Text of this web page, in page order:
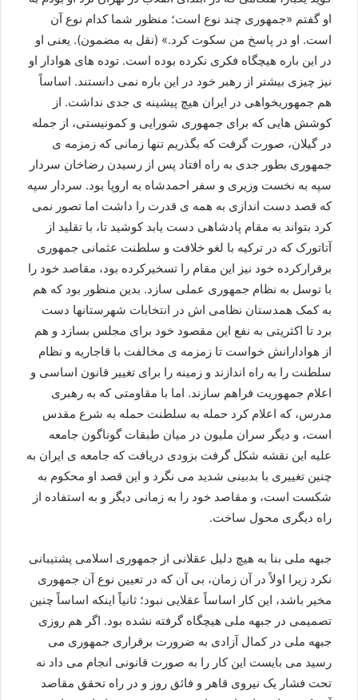
او گفتم «جمهوری چند نوع است؛ منظور شما کدام نوع آن
است. او در پاسخ من سکوت کرد.» (نقل به مضمون). یعنی او
در این باره هیچگاه فکری نکرده بوده است. توده های هوادار او
نیز چیزی بیشتر از رهبر خود در این باره نمی دانستند. اساساً
هم جمهوریخواهی در ایران هیچ پیشینه ی جدی نداشت. از
کوشش هایی که برای جمهوری شورایی و کمونیستی، از جمله
در گیلان، صورت گرفت که بگذریم تنها زمانی که زمزمه ی
جمهوری بطور جدی به راه افتاد پس از رسیدن رضاخان سردار
سپه به نخست وزیری و سفر احمدشاه به اروپا بود. سردار سپه
که قصد دست اندازی به همه ی قدرت را داشت اما تصور نمی
کرد بتواند به مقام پادشاهی دست یابد کوشید تا، با تقلید از
آتاتورک که در ترکیه با لغو خلافت و سلطنت عثمانی جمهوری
برقرارکرده خود نیز این مقام را تسخیرکرده بود، مقاصد خود را
با توسل به نظام جمهوری عملی سازد. بدین منظور بود که هم
به کمک همدستان نظامی اش در انتخابات شهرستانها دست
برد تا اکثریتی به نفع این مقصود خود برای مجلس بسازد و هم
از هوادارانش خواست تا زمزمه ی مخالفت با قاجاریه و نظام
سلطنت را به راه اندازند و زمینه را برای تغییر قانون اساسی و
اعلام جمهوریت فراهم سازند. اما با مقاومتی که به رهبری
مدرس، که اعلام کرد حمله به سلطنت حمله به شرع مقدس
است، و دیگر سران ملیون در میان طبقات گوناگون جامعه
علیه این نقشه شکل گرفت بزودی دریافت که جامعه ی ایران به
چنین تغییری با بدبینی شدید می نگرد و این قصد او محکوم به
شکست است، و مقاصد خود را به زمانی دیگر و به استفاده از
راه دیگری محول ساخت.
جبهه ملی بنا به هیچ دلیل عقلانی از جمهوری اسلامی پشتیبانی
نکرد زیرا اولاً در آن زمان، بی آن که در تعیین نوع آن جمهوری
مخیر باشد، این کار اساساً عقلایی نبود؛ ثانیاً اینکه اساساً چنین
تصمیمی در جبهه ملی هیچگاه گرفته نشده بود. اگر هم روزی
جبهه ملی در کمال آزادی به ضرورت برقراری جمهوری می
رسید می بایست این کار را به صورت قانونی انجام می داد نه
تحت فشار یک نیروی قاهر و فائق روز و در راه تحقق مقاصد